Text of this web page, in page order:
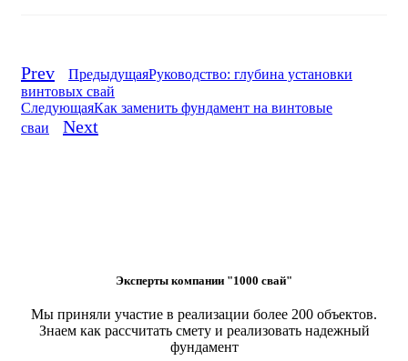
Prev ПредыдущаяРуководство: глубина установки
винтовых свай
СледующаяКак заменить фундамент на винтовые
сваи
Next
Эксперты компании "1000 свай"
Мы приняли участие в реализации более 200 объектов.
Знаем как рассчитать смету и реализовать надежный
фундамент